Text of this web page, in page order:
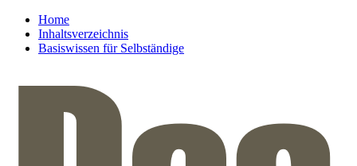
Home
Inhaltsverzeichnis
Basiswissen für Selbständige